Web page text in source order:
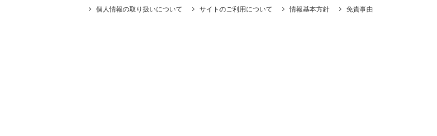
個人情報の取り扱いについて サイトのご利用について 情報基本方針 免責事由